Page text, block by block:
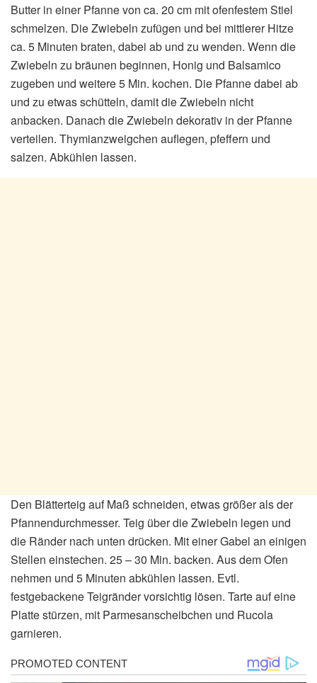
Butter in einer Pfanne von ca. 20 cm mit ofenfestem Stiel
schmelzen. Die Zwiebeln zufügen und bei mittlerer Hitze
ca. 5 Minuten braten, dabei ab und zu wenden. Wenn die
Zwiebeln zu bräunen beginnen, Honig und Balsamico
zugeben und weitere 5 Min. kochen. Die Pfanne dabei ab
und zu etwas schütteln, damit die Zwiebeln nicht
anbacken. Danach die Zwiebeln dekorativ in der Pfanne
verteilen. Thymianzweigchen auflegen, pfeffern und
salzen. Abkühlen lassen.
Den Blätterteig auf Maß schneiden, etwas größer als der
Pfannendurchmesser. Teig über die Zwiebeln legen und
die Ränder nach unten drücken. Mit einer Gabel an einigen
Stellen einstechen. 25 – 30 Min. backen. Aus dem Ofen
nehmen und 5 Minuten abkühlen lassen. Evtl.
festgebackene Teigränder vorsichtig lösen. Tarte auf eine
Platte stürzen, mit Parmesanscheibchen und Rucola
garnieren.